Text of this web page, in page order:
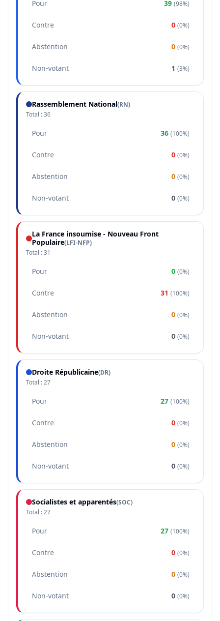
Pour 39 (98%)
Contre 0 (0%)
Abstention 0 (0%)
Non-votant 1 (3%)
Rassemblement National(RN)
Total :36
Pour 36 (100%)
Contre 0 (0%)
Abstention 0 (0%)
Non-votant 0 (0%)
La France insoumise - Nouveau Front
Populaire(LFI-NFP)
Total :31
Pour 0 (0%)
Contre 31 (100%)
Abstention 0 (0%)
Non-votant 0 (0%)
Droite Républicaine(DR)
Total :27
Pour 27 (100%)
Contre 0 (0%)
Abstention 0 (0%)
Non-votant 0 (0%)
Socialistes et apparentés(SOC)
Total :27
Pour 27 (100%)
Contre 0 (0%)
Abstention 0 (0%)
Non-votant 0 (0%)